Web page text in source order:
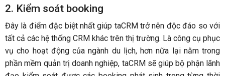
2. Kiểm soát booking
Đây là điểm đặc biệt nhất giúp taCRM trở nên độc đáo so với
tất cả các hệ thống CRM khác trên thị trường. Là công cụ phục
vụ cho hoạt động của ngành du lịch, hơn nữa lại nằm trong
phần mềm quản trị doanh nghiệp, taCRM sẽ giúp bộ phận lãnh